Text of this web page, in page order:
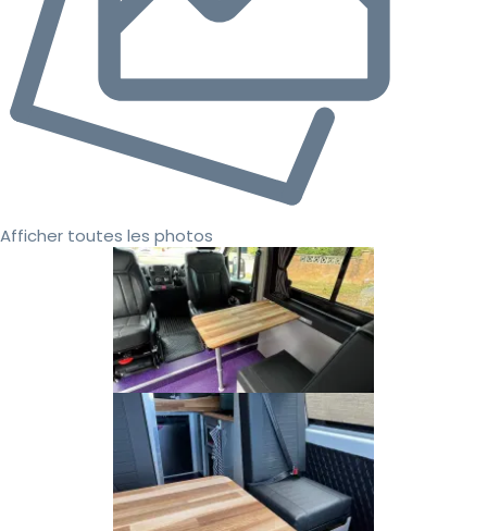
Afficher toutes les photos